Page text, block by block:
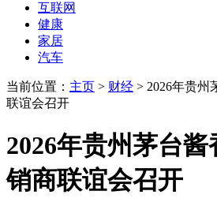
互联网
健康
家居
汽车
当前位置： 主页 > 财经 > 2026年贵州
联谊会召开
2026年贵州茅台
销商联谊会召开